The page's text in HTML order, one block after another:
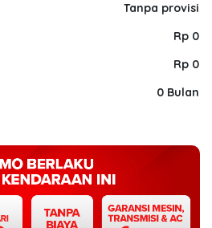
Tanpa provisi
Rp 0
Rp 0
0 Bulan